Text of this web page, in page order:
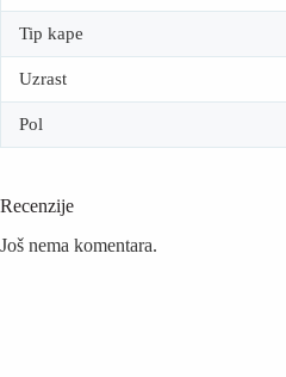
Tip kape
Uzrast
Pol
Recenzije
Još nema komentara.